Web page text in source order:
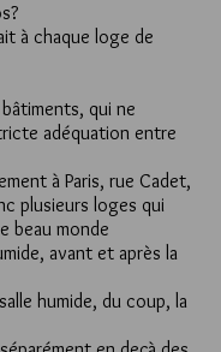
à chaque loge de
qui ne
adéquation entre
à Paris, rue Cadet,
plusieurs loges qui
beau monde
avant et après la
humide, du coup, la